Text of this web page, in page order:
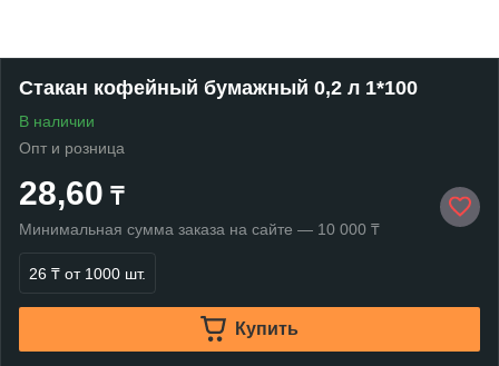
Стакан кофейный бумажный 0,2 л 1*100
В наличии
Опт и розница
28,60 ₸
Минимальная сумма заказа на сайте — 10 000 ₸
26 ₸ от 1000 шт.
Купить